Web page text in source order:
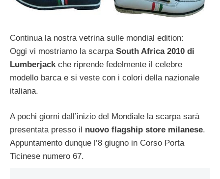
Continua la nostra vetrina sulle mondial edition:
Oggi vi mostriamo la scarpa South Africa 2010 di
Lumberjack che riprende fedelmente il celebre
modello barca e si veste con i colori della nazionale
italiana.
A pochi giorni dall’inizio del Mondiale la scarpa sarà
presentata presso il nuovo flagship store milanese.
Appuntamento dunque l’8 giugno in Corso Porta
Ticinese numero 67.